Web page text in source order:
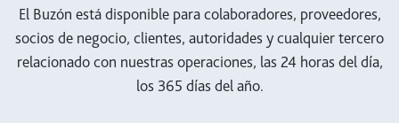
El Buzón está disponible para colaboradores, proveedores,
socios de negocio, clientes, autoridades y cualquier tercero
relacionado con nuestras operaciones, las 24 horas del día,
los 365 días del año.